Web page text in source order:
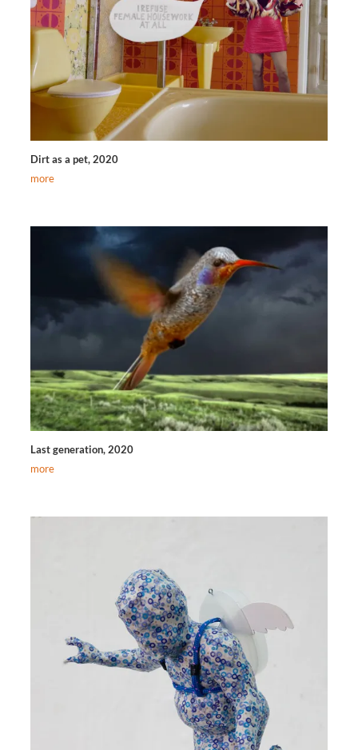
Dirt as a pet, 2020
more
Last generation, 2020
more